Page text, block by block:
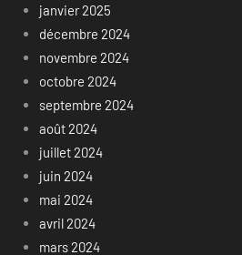
janvier 2025
décembre 2024
novembre 2024
octobre 2024
septembre 2024
août 2024
juillet 2024
juin 2024
mai 2024
avril 2024
mars 2024